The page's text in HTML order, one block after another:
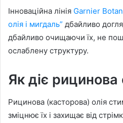
Інноваційна лінія Garnier
олія і мигдаль” дбайливо
дбайливо очищаючи їх, не
ослаблену структуру.
Як діє рицинова
Рицинова (касторова) олія
зміцнює їх і захищає від